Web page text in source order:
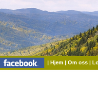
| Hjem | Om oss |